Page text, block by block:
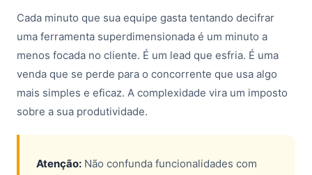
Cada minuto que sua equipe gasta tentando decifrar
uma ferramenta superdimensionada é um minuto a
menos focada no cliente. É um lead que esfria. É uma
venda que se perde para o concorrente que usa algo
mais simples e eficaz. A complexidade vira um imposto
sobre a sua produtividade.
Atenção: Não confunda funcionalidades com